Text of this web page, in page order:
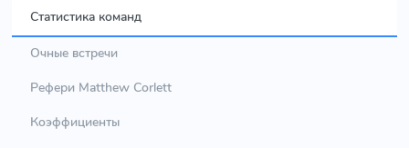
Статистика команд
Очные встречи
Рефери Matthew Corlett
Коэффициенты